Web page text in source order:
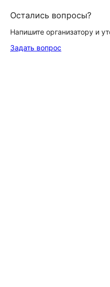
Остались вопросы?
Напишите организатору и
Задать вопрос